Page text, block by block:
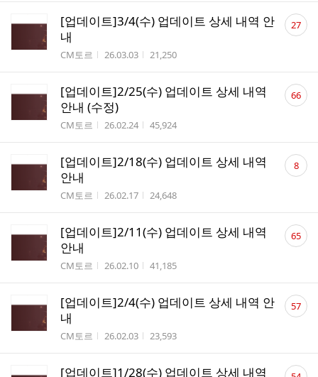
[업데이트]3/4(수) 업데이트 상세 내역 안
내
작성자
CM토르 작성시간
26.03.03 조회수
21,250
댓
글27
[업데이트]2/25(수) 업데이트 상세 내역
안내 (수정)
작성자
CM토르 작성시간
26.02.24 조회수
45,924
댓
글66
[업데이트]2/18(수) 업데이트 상세 내역
안내
작성자
CM토르 작성시간
26.02.17 조회수
24,648
댓
글 8
[업데이트]2/11(수) 업데이트 상세 내역
안내
작성자
CM토르 작성시간
26.02.10 조회수
41,185
댓
글65
[업데이트]2/4(수) 업데이트 상세 내역 안
내
작성자
CM토르 작성시간
26.02.03 조회수
23,593
댓
글57
[업데이트]1/28(수) 업데이트 상세 내역
댓